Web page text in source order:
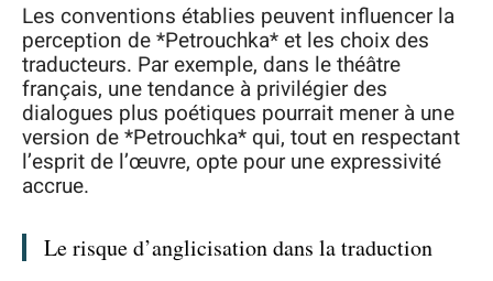
Les conventions établies peuvent influencer la
perception de *Petrouchka* et les choix des
traducteurs. Par exemple, dans le théâtre
français, une tendance à privilégier des
dialogues plus poétiques pourrait mener à une
version de *Petrouchka* qui, tout en respectant
l’esprit de l’œuvre, opte pour une expressivité
accrue.
Le risque d’anglicisation dans la traduction